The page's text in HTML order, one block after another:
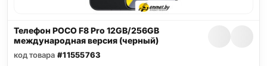
Телефон POCO F8 Pro 12GB/256GB
международная версия (черный)
код товара #11555763